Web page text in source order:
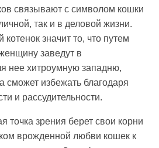
связывают с символом кошки
так и в деловой жизни.
значит то, что путем
заведут в
нее хитроумную западню,
сможет избежать благодаря
и рассудительности.
точка зрения берет свои корни
врожденной любви кошек к